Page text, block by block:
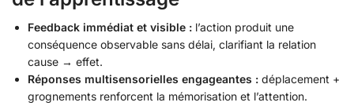
Feedback immédiat et visible : l’action produit une
conséquence observable sans délai, clarifiant la relation
cause → effet.
Réponses multisensorielles engageantes : déplacement +
grognements renforcent la mémorisation et l’attention.